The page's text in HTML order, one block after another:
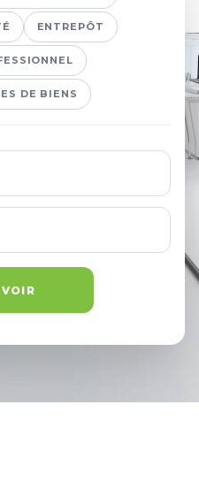
ENTREPÔT
DE BIENS